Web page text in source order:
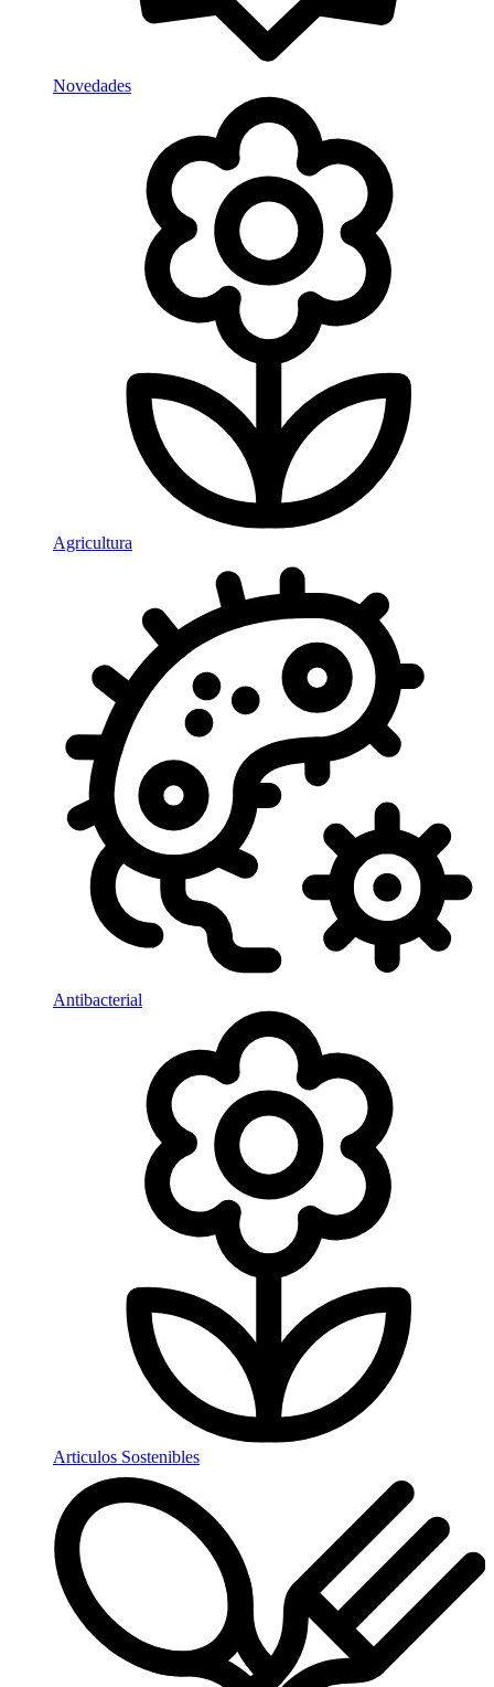
Novedades
Agricultura
Antibacterial
Articulos Sostenibles